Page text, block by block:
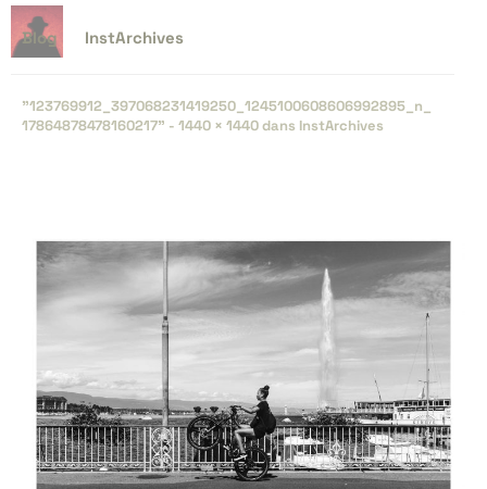
Blog InstArchives
"123769912_​397068231419250_​1245100608606992895_​n_​
17864878478160217" - 1440 × 1440dans InstArchives